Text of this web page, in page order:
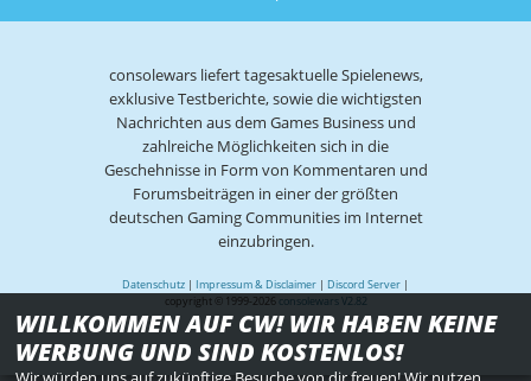
consolewars liefert tagesaktuelle Spielenews,
exklusive Testberichte, sowie die wichtigsten
Nachrichten aus dem Games Business und
zahlreiche Möglichkeiten sich in die
Geschehnisse in Form von Kommentaren und
Forumsbeiträgen in einer der größten
deutschen Gaming Communities im Internet
einzubringen.
Datenschutz | Impressum & Disclaimer | Discord Server |
copyright © 1999-2026
consolewars V2.82
WILLKOMMEN AUF CW! WIR HABEN KEINE
WERBUNG UND SIND KOSTENLOS!